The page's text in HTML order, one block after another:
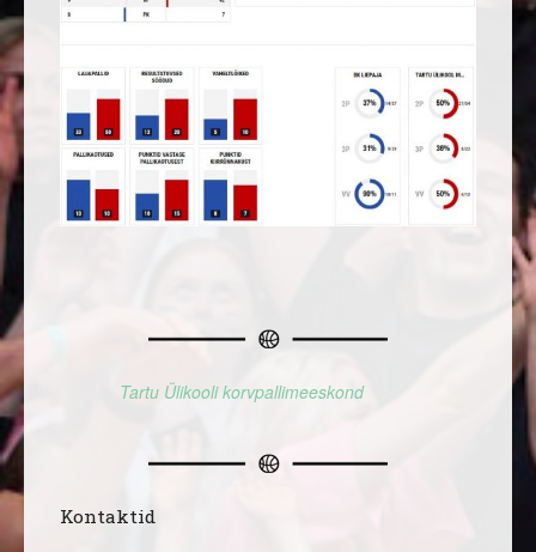
Tartu Ülikooli korvpallimeeskond
Kontaktid